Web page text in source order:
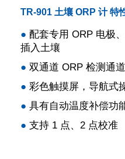
TR-901 土壤 ORP 计 特
● 配套专用 ORP 电极
插入土壤
● 双通道 ORP 检测通
● 彩色触摸屏，导航式
● 具有自动温度补偿功
● 支持 1 点、2 点校准